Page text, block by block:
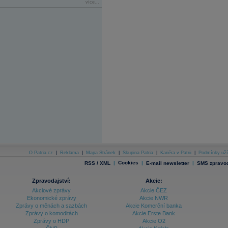
více...
O Patria.cz Reklama Mapa Stránek Skupina Patria Kariéra v Patrii Podmínky
RSS / XML | Cookies | E-mail newsletter | SMS
Zpravodajství:
Akciové zprávy
Ekonomické zprávy
Zprávy o měnách a sazbách
Zprávy o komoditách
Zprávy o HDP
Akcie:
Akcie ČEZ
Akcie NWR
Akcie Komerční banka
Akcie Erste Bank
Akcie O2